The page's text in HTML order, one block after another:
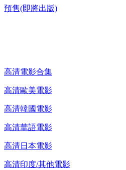
預售(即將出版)
高清電影合集
高清歐美電影
高清韓國電影
高清華語電影
高清日本電影
高清印度/其他電影